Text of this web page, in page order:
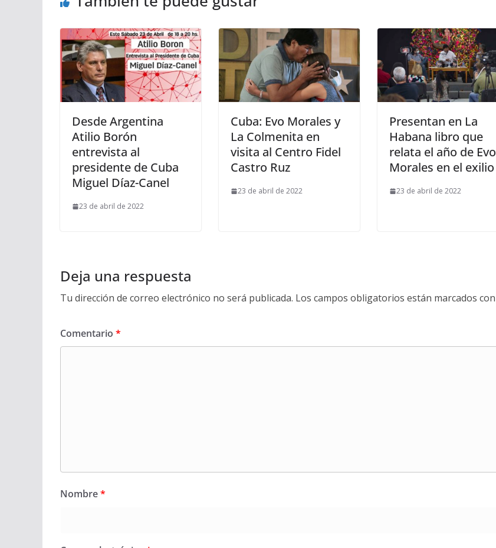
Desde Argentina
Atilio Borón
entrevista al
presidente de Cuba
Miguel Díaz-Canel
23 de abril de 2022
Cuba: Evo Morales y
La Colmenita en
visita al Centro Fidel
Castro Ruz
23 de abril de 2022
Presentan en La
Habana libro que
relata el año de Evo
Morales en el exilio
23 de abril de 2022
Deja una respuesta
Tu dirección de correo electrónico no será publicada. Los campos obligatorios están marcados con
Comentario *
Nombre*